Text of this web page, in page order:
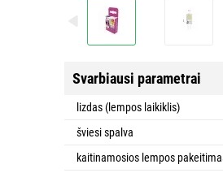
Svarbiausi parametrai
lizdas (lempos laikiklis)
šviesi spalva
kaitinamosios lempos